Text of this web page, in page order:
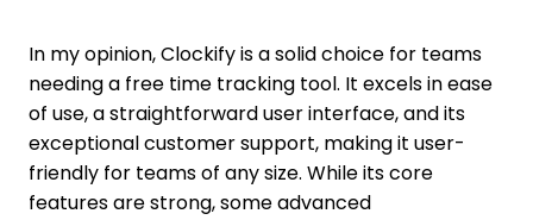
In my opinion, Clockify is a solid choice for teams
needing a free time tracking tool. It excels in ease
of use, a straightforward user interface, and its
exceptional customer support, making it user-
friendly for teams of any size. While its core
features are strong, some advanced